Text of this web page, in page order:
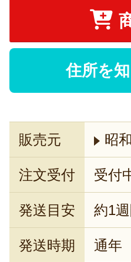
住所を
販売元 昭
注文受付 受付
発送目安 約1
発送時期 通年